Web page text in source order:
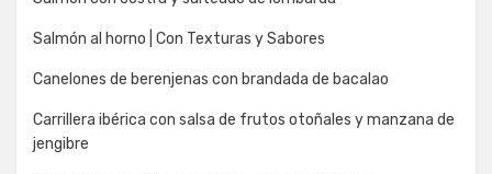
Salmón al horno | Con Texturas y Sabores
Canelones de berenjenas con brandada de bacalao
Carrillera ibérica con salsa de frutos otoñales y manzana de
jengibre